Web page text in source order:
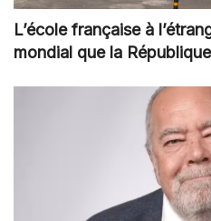
L’école française à
mondial que la